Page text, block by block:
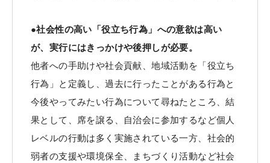
●社会性の高い「役立ち行為」への意欲は高い
が、実行にはきっかけや後押しが必要。
他者への手助けや社会貢献、地域活動を「役立ち
行為」と定義し、過去に行ったことがある行為と
今後やってみたい行為について尋ねたところ、結
果として、席を譲る、自治会に参加するなど個人
レベルの行動は多く実施されている一方、社会的
弱者の支援や環境保全、まちづくり活動など社会